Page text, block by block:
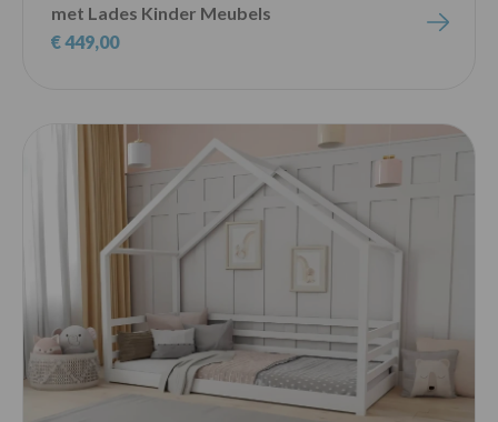
met Lades Kinder Meubels
€ 449,00